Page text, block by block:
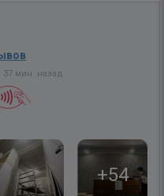
37 мин. назад
+54